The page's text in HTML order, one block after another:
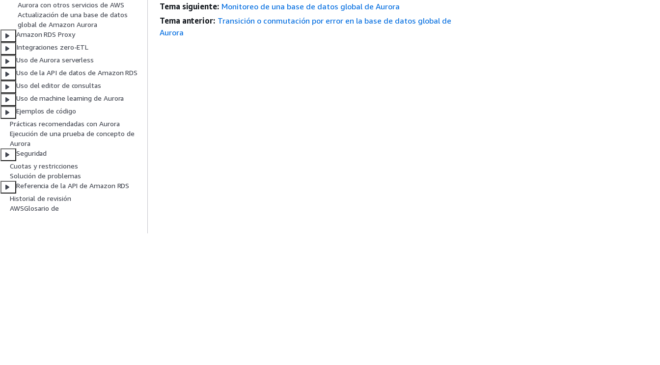
Aurora con otros servicios de AWS
Actualización de una base de datos
global de Amazon Aurora
Amazon RDS Proxy
Integraciones zero-ETL
Uso de Aurora serverless
Uso de la API de datos de Amazon RDS
Uso del editor de consultas
Uso de machine learning de Aurora
Ejemplos de código
Prácticas recomendadas con Aurora
Ejecución de una prueba de concepto de
Aurora
Seguridad
Cuotas y restricciones
Solución de problemas
Referencia de la API de Amazon RDS
Historial de revisión
AWSGlosario de
Tema siguiente: Monitoreo de una base de datos global de Aurora
Tema anterior: Transición o conmutación por error en la base de datos global de
Aurora